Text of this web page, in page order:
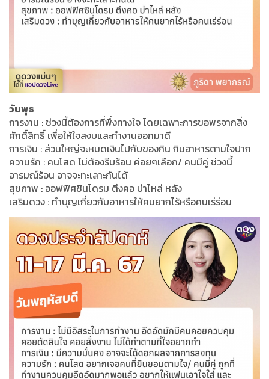
วันพุธ
การงาน : ช่วงนี้ต้องการที่พึ่งทางใจ โดยเฉพาะการขอพรจากสิ่ง
ศักดิ์สิทธิ์ เพื่อให้ใจสงบและทำงานออกมาดี
การเงิน : ส่วนใหญ่จะหมดเงินไปกับของกิน กินอาหารตามใจปาก
ความรัก : คนโสด ไม่ต้องรีบร้อน ค่อยๆเลือก/ คนมีคู่ ช่วงนี้
อารมณ์ร้อน อาจจะทะเลาะกันได้
สุขภาพ : ออฟฟิศซินโดรม ตึงคอ บ่าไหล่ หลัง
เสริมดวง : ทำบุญเกี่ยวกับอาหารให้คนยากไร้หรือคนเร่ร่อน